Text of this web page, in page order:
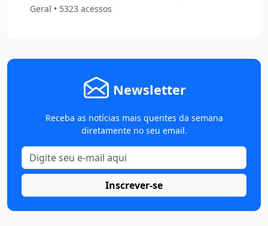
Geral • 5323 acessos
Newsletter
Receba as notícias mais quentes da semana
diretamente no seu email.
Inscrever-se